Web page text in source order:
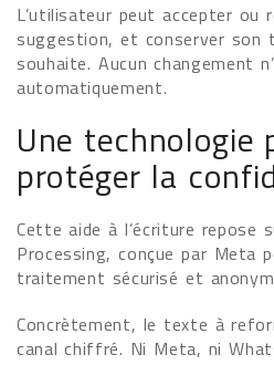
L’utilisateur peut accepter ou
suggestion, et conserver son
souhaite. Aucun changement
automatiquement.
Une technologie
protéger la
Cette aide à l’écriture repose
Processing, conçue par Meta
traitement sécurisé et
Concrètement, le texte à
canal chiffré. Ni Meta, ni